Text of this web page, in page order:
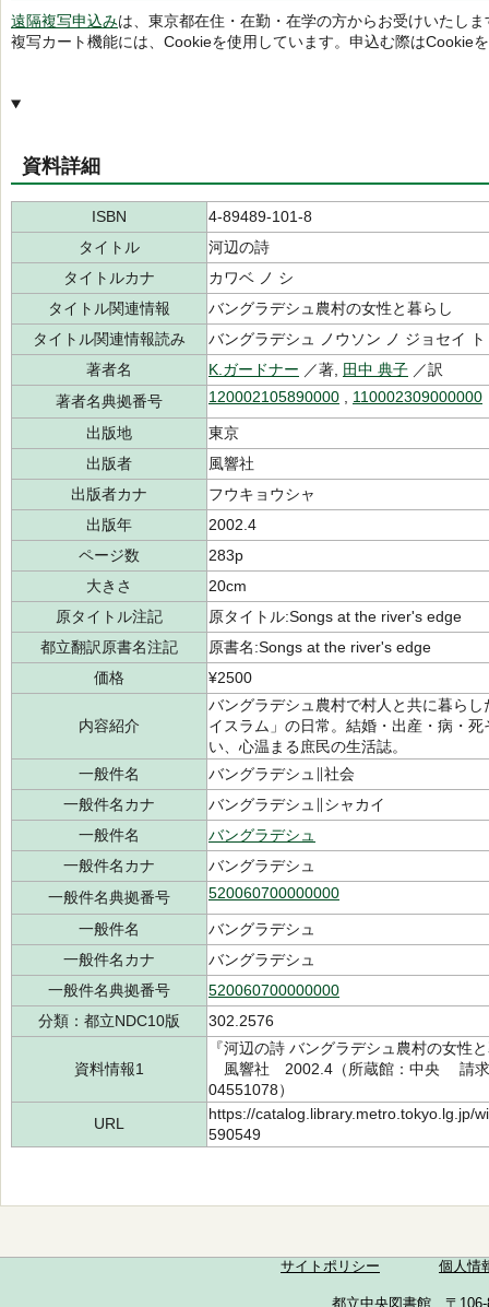
遠隔複写申込みは、東京都在住・在勤・在学の方からお受けいたしま
複写カート機能には、Cookieを使用しています。申込む際はCookie
資料詳細
ISBN
4-89489-101-8
タイトル
河辺の詩
タイトルカナ
カワベ ノ シ
タイトル関連情報
バングラデシュ農村の女性と暮らし
タイトル関連情報読み
バングラデシュ ノウソン ノ ジョセイ
著者名
K.ガードナー ／著, 田中 典子 ／訳
著者名典拠番号
120002105890000 110002309000000
出版地
東京
出版者
風響社
出版者カナ
フウキョウシャ
出版年
2002.4
ページ数
283p
大きさ
20cm
原タイトル注記
原タイトル:Songs at the river's edge
都立翻訳原書名注記
原書名:Songs at the river's edge
価格
¥2500
内容紹介
バングラデシュ農村で村人と共に暮ら
イスラム」の日常。結婚・出産・病・
い、心温まる庶民の生活誌。
一般件名
バングラデシュ∥社会
一般件名カナ
バングラデシュ∥シャカイ
一般件名
バングラデシュ
一般件名カナ
バングラデシュ
一般件名典拠番号
520060700000000
一般件名
バングラデシュ
一般件名カナ
バングラデシュ
一般件名典拠番号
520060700000000
分類：都立NDC10版
302.2576
資料情報1
『河辺の詩 バングラデシュ農村の女
風響社 2002.4（所蔵館：中央 請
04551078）
URL
https://catalog.library.metro.tokyo.lg.jp/
590549
サイトポリシー 個人情
都立中央図書館 〒